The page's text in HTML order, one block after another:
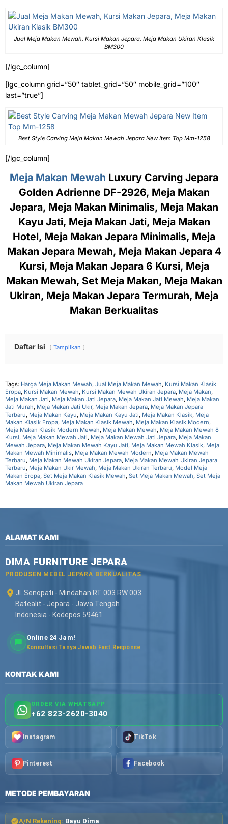
Jual Meja Makan Mewah, Kursi Makan Jepara, Meja Makan Ukiran Klasik
BM300
[/lgc_column]
[lgc_column grid=”50″ tablet_grid=”50″ mobile_grid=”100″
last=”true”]
Best Style Carving Meja Makan Mewah Jepara New Item Top Mm-1258
[/lgc_column]
Meja Makan Mewah Luxury Carving Jepara
Golden Adrienne DF-2926, Meja Makan
Jepara, Meja Makan Minimalis, Meja Makan
Kayu Jati, Meja Makan Jati, Meja Makan
Hotel, Meja Makan Jepara Minimalis, Meja
Makan Jepara Mewah, Meja Makan Jepara 4
Kursi, Meja Makan Jepara 6 Kursi, Meja
Makan Mewah, Set Meja Makan, Meja Makan
Ukiran, Meja Makan Jepara Termurah, Meja
Makan Berkualitas
Daftar Isi Tampilkan
Tags: Harga Meja Makan Mewah, Jual Meja Makan Mewah, Kursi Makan Klasik
Eropa, Kursi Makan Mewah, Kursi Makan Mewah Ukiran Jepara, Meja Makan,
Meja Makan Jati, Meja Makan Jati Jepara, Meja Makan Jati Mewah, Meja Makan
Jati Murah, Meja Makan Jati Ukir, Meja Makan Jepara, Meja Makan Jepara
Terbaru, Meja Makan Kayu, Meja Makan Kayu Jati, Meja Makan Klasik, Meja
Makan Klasik Eropa, Meja Makan Klasik Mewah, Meja Makan Klasik Modern,
Meja Makan Klasik Modern Mewah, Meja Makan Mewah, Meja Makan Mewah 8
Kursi, Meja Makan Mewah Jati, Meja Makan Mewah Jati Jepara, Meja Makan
Mewah Jepara, Meja Makan Mewah Kayu Jati, Meja Makan Mewah Klasik, Meja
Makan Mewah Minimalis, Meja Makan Mewah Modern, Meja Makan Mewah
Terbaru, Meja Makan Mewah Ukiran Jepara, Meja Makan Mewah Ukiran Jepara
Terbaru, Meja Makan Ukir Mewah, Meja Makan Ukiran Terbaru, Model Meja
Makan Eropa, Set Meja Makan Klasik Mewah, Set Meja Makan Mewah, Set Meja
Makan Mewah Ukiran Jepara
ALAMAT KAMI
DIMA FURNITURE JEPARA
PRODUSEN MEBEL JEPARA BERKUALITAS
Jl. Senopati - Mindahan RT 003 RW 003
Batealit - Jepara - Jawa Tengah
Indonesia - Kodepos 59461
Online 24 Jam!
Konsultasi Tanya Jawab Fast Response
KONTAK KAMI
ORDER VIA WHATSAPP
+62 823-2620-3040
Instagram TikTok
Pinterest Facebook
METODE PEMBAYARAN
A/N Rekening: Bayu Dima